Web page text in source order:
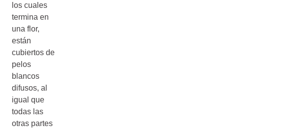
los cuales
termina en
una flor,
están
cubiertos de
pelos
blancos
difusos, al
igual que
todas las
otras partes